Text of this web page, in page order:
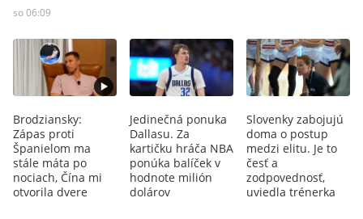
so 06:09
Brodziansky:
Zápas proti
Španielom ma
stále máta po
nociach, Čína mi
otvorila dvere
Jedinečná ponuka
Dallasu. Za
kartičku hráča NBA
ponúka balíček v
hodnote milión
dolárov
Slovenky zabojujú
doma o postup
medzi elitu. Je to
česť a
zodpovednosť,
uviedla trénerka